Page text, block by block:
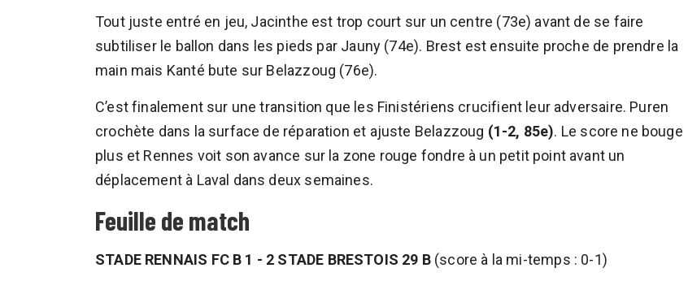
Tout juste entré en jeu, Jacinthe est trop court sur un centre (73e) avant de se faire
subtiliser le ballon dans les pieds par Jauny (74e). Brest est ensuite proche de prendre la
main mais Kanté bute sur Belazzoug (76e).
C’est finalement sur une transition que les Finistériens crucifient leur adversaire. Puren
crochète dans la surface de réparation et ajuste Belazzoug (1-2, 85e). Le score ne bouge
plus et Rennes voit son avance sur la zone rouge fondre à un petit point avant un
déplacement à Laval dans deux semaines.
Feuille de match
STADE RENNAIS FC B 1 - 2 STADE BRESTOIS 29 B(score à la mi-temps : 0-1)